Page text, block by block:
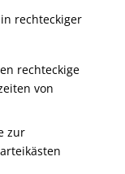
rechteckiger
rechteckige
von
zur